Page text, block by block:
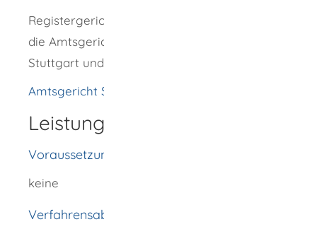
Registergerichte sind in Baden-Württemberg
die Amtsgerichte Freiburg, Mannheim,
Stuttgart und Ulm.
Amtsgericht Stuttgart
Leistungsdetails
Voraussetzungen
keine
Verfahrensablauf